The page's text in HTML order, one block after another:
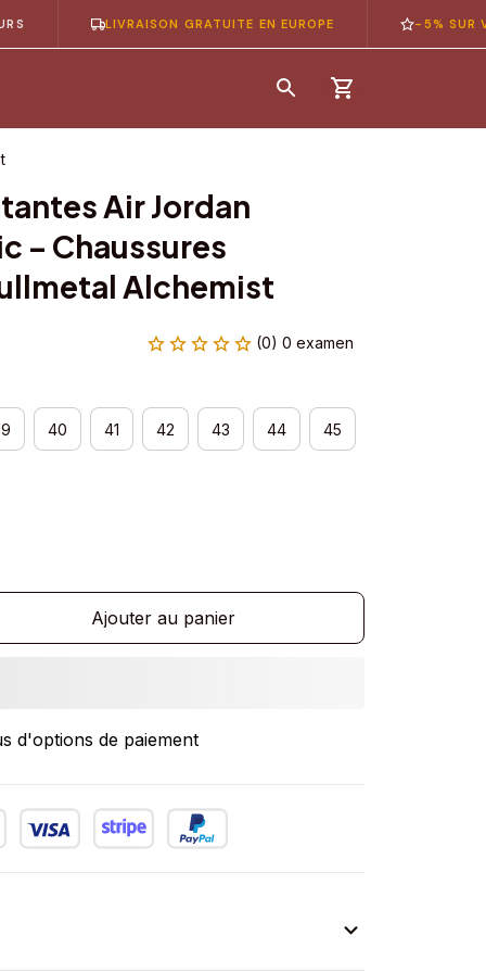
LIVRAISON GRATUITE EN EUROPE -5% SUR VOTRE
Air Jordan
– Chaussures
Alchemist
(0) 0 examen
40 41 42 43 44 45
Ajouter au panier
d'options de paiement